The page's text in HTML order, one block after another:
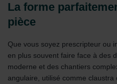
La forme
pièce
Que vous soyez prescripteur ou
en plus souvent faire face à des
moderne et des chantiers
angulaire, utilisé comme